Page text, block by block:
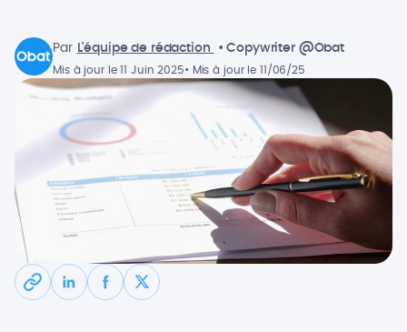
Par L'équipe de rédaction • Copywriter @Obat
Mis à jour le 11 Juin 2025• Mis à jour le 11/06/25